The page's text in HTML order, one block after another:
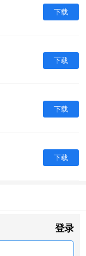
下载
下载
下载
下载
登录